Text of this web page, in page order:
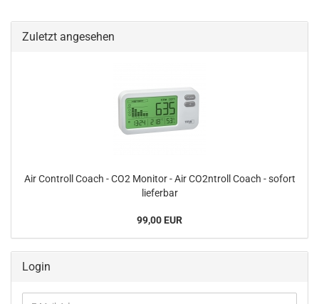
Zuletzt angesehen
Air Controll Coach - CO2 Monitor - Air CO2ntroll Coach - sofort
lieferbar
99,00 EUR
Login